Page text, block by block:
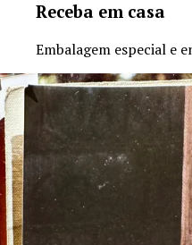
Receba em casa
Embalagem especial e